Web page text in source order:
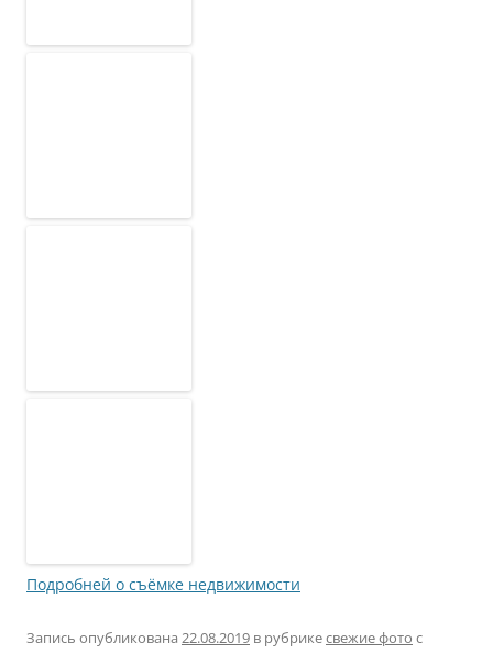
Подробней о съёмке недвижимости
Запись опубликована 22.08.2019 в рубрикесвежие фото с